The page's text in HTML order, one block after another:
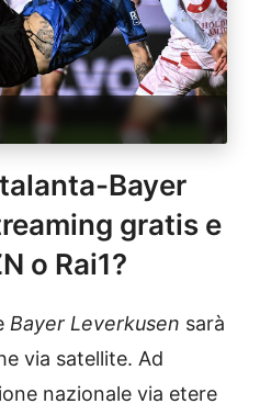
Bayer
gratis e
o Rai1?
Bayer Leverkusen sarà
via satellite. Ad
nazionale via etere